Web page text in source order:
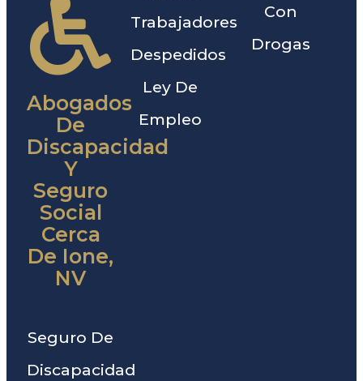
Abogados
De
Discapacidad
Y
Seguro
Social
Cerca
De Ione,
NV
Seguro De
Discapacidad
Trabajadores
Despedidos
Ley De
Empleo
Con
Drogas